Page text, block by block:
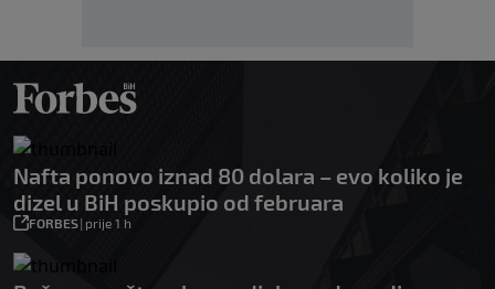
Nafta ponovo iznad 80 dolara – evo koliko je
dizel u BiH poskupio od februara
FORBES| prije 1 h